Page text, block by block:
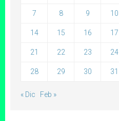
7 8 9 10
14 15 16 17
21 22 23 24
28 29 30 31
« Dic Feb »